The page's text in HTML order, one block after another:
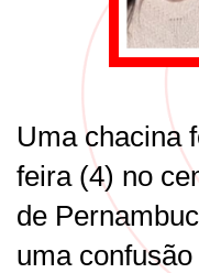
Uma chacina
feira (4) no
de
uma